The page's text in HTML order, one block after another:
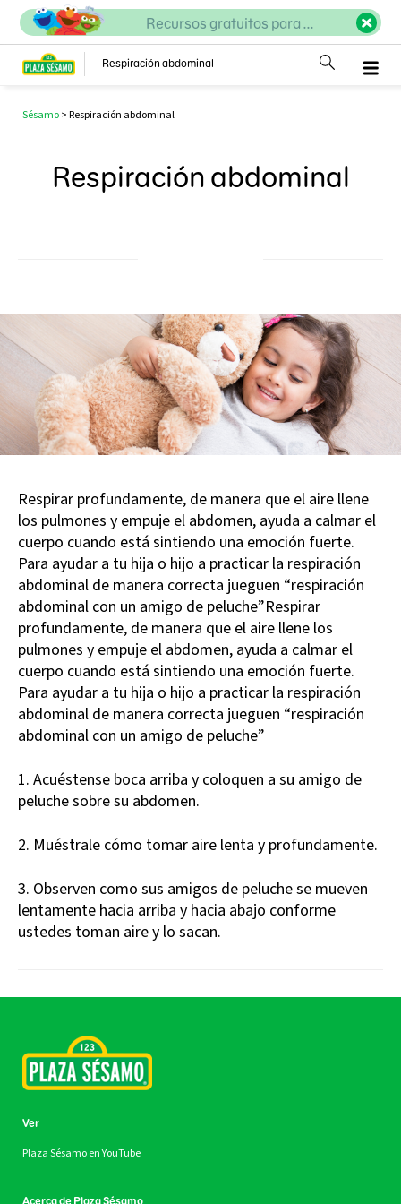
Recursos gratuitos para ...
Respiración abdominal
Sésamo>Respiración abdominal
Respiración abdominal
Respirar profundamente, de manera que el aire llene
los pulmones y empuje el abdomen, ayuda a calmar el
cuerpo cuando está sintiendo una emoción fuerte.
Para ayudar a tu hija o hijo a practicar la respiración
abdominal de manera correcta jueguen “respiración
abdominal con un amigo de peluche”Respirar
profundamente, de manera que el aire llene los
pulmones y empuje el abdomen, ayuda a calmar el
cuerpo cuando está sintiendo una emoción fuerte.
Para ayudar a tu hija o hijo a practicar la respiración
abdominal de manera correcta jueguen “respiración
abdominal con un amigo de peluche”
1. Acuéstense boca arriba y coloquen a su amigo de
peluche sobre su abdomen.
2. Muéstrale cómo tomar aire lenta y profundamente.
3. Observen como sus amigos de peluche se mueven
lentamente hacia arriba y hacia abajo conforme
ustedes toman aire y lo sacan.
Ver
Plaza Sésamo en YouTube
Acerca de Plaza Sésamo